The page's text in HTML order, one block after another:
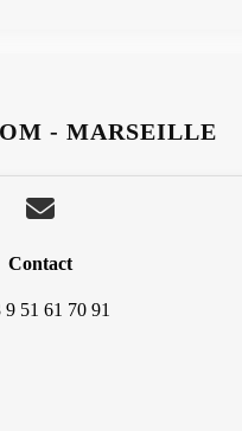
- MARSEILLE
Contact
9 51 61 70 91